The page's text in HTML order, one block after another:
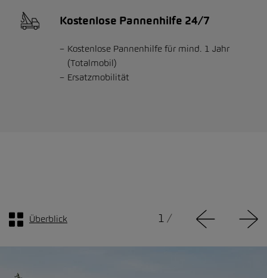
Kostenlose Pannenhilfe 24/7
Kostenlose Pannenhilfe für mind. 1 Jahr
(Totalmobil)
Ersatzmobilität
1 /
Überblick